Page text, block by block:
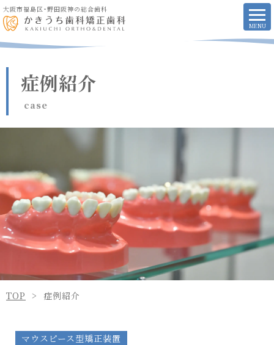
大阪市福島区・野田阪神の総合歯科
症例紹介
case
TOP 症例紹介
マウスピース型矯正装置